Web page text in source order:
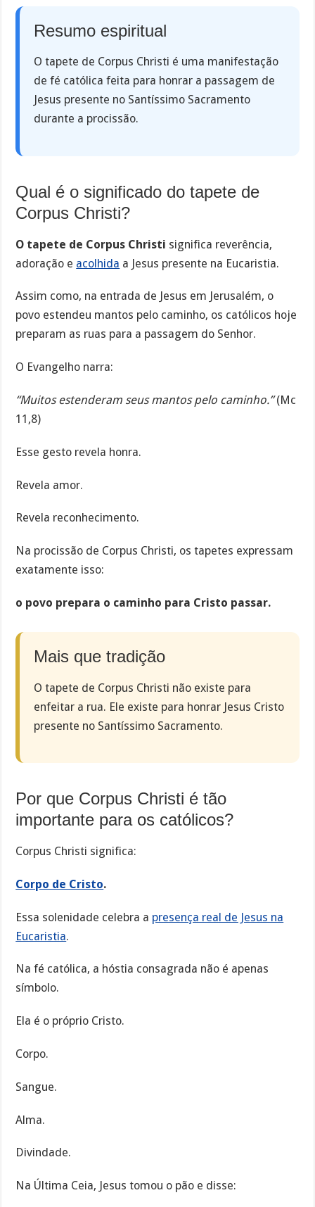
Resumo espiritual
O tapete de Corpus Christi é uma manifestação
de fé católica feita para honrar a passagem de
Jesus presente no Santíssimo Sacramento
durante a procissão.
Qual é o significado do tapete de
Corpus Christi?
O tapete de Corpus Christi significa reverência,
adoração e acolhida a Jesus presente na Eucaristia.
Assim como, na entrada de Jesus em Jerusalém, o
povo estendeu mantos pelo caminho, os católicos hoje
preparam as ruas para a passagem do Senhor.
O Evangelho narra:
“Muitos estenderam seus mantos pelo caminho.”(Mc
11,8)
Esse gesto revela honra.
Revela amor.
Revela reconhecimento.
Na procissão de Corpus Christi, os tapetes expressam
exatamente isso:
o povo prepara o caminho para Cristo passar.
Mais que tradição
O tapete de Corpus Christi não existe para
enfeitar a rua. Ele existe para honrar Jesus Cristo
presente no Santíssimo Sacramento.
Por que Corpus Christi é tão
importante para os católicos?
Corpus Christi significa:
Corpo de Cristo.
Essa solenidade celebra a presença real de Jesus na
Eucaristia.
Na fé católica, a hóstia consagrada não é apenas
símbolo.
Ela é o próprio Cristo.
Corpo.
Sangue.
Alma.
Divindade.
Na Última Ceia, Jesus tomou o pão e disse: